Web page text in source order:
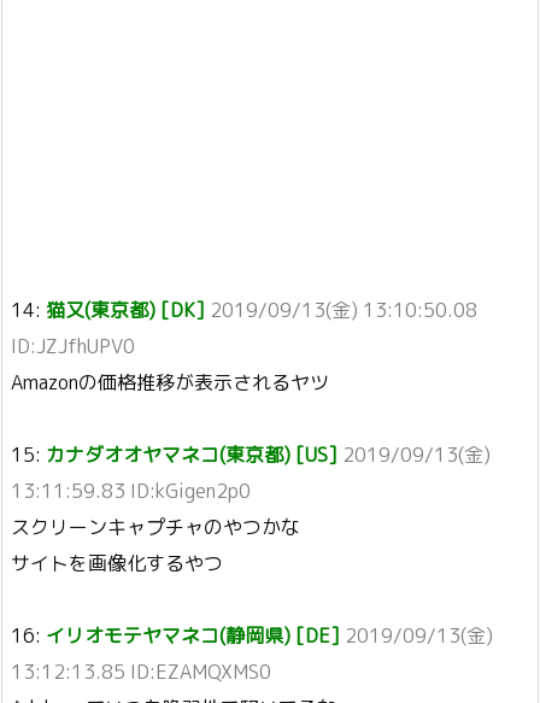
14: 猫又(東京都) [DK] 2019/09/13(金) 13:10:50.08
ID:JZJfhUPV0
Amazonの価格推移が表示されるヤツ
15: カナダオオヤマネコ(東京都) [US] 2019/09/13(金)
13:11:59.83 ID:kGigen2p0
スクリーンキャプチャのやつかな
サイトを画像化するやつ
16: イリオモテヤマネコ(静岡県) [DE] 2019/09/13(金)
13:12:13.85 ID:EZAMQXMS0